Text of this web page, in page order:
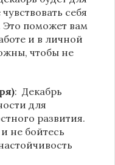
себя
Это поможет вам
и в личной
чтобы не
: Декабрь
для
развития.
не бойтесь